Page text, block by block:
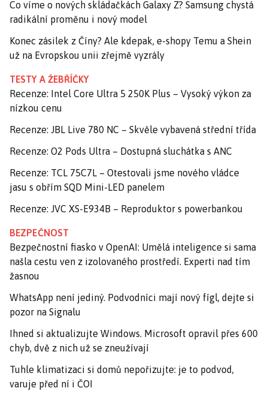
Co víme o nových skládačkách Galaxy Z? Samsung chystá
radikální proměnu i nový model
Konec zásilek z Číny? Ale kdepak, e-shopy Temu a Shein
už na Evropskou unii zřejmě vyzrály
TESTY A ŽEBŘÍČKY
Recenze: Intel Core Ultra 5 250K Plus – Vysoký výkon za
nízkou cenu
Recenze: JBL Live 780 NC – Skvěle vybavená střední třída
Recenze: O2 Pods Ultra – Dostupná sluchátka s ANC
Recenze: TCL 75C7L – Otestovali jsme nového vládce
jasu s obřím SQD Mini-LED panelem
Recenze: JVC XS-E934B – Reproduktor s powerbankou
BEZPEČNOST
Bezpečnostní fiasko v OpenAI: Umělá inteligence si sama
našla cestu ven z izolovaného prostředí. Experti nad tím
žasnou
WhatsApp není jediný. Podvodníci mají nový fígl, dejte si
pozor na Signalu
Ihned si aktualizujte Windows. Microsoft opravil přes 600
chyb, dvě z nich už se zneužívají
Tuhle klimatizaci si domů nepořizujte: je to podvod,
varuje před ní i ČOI